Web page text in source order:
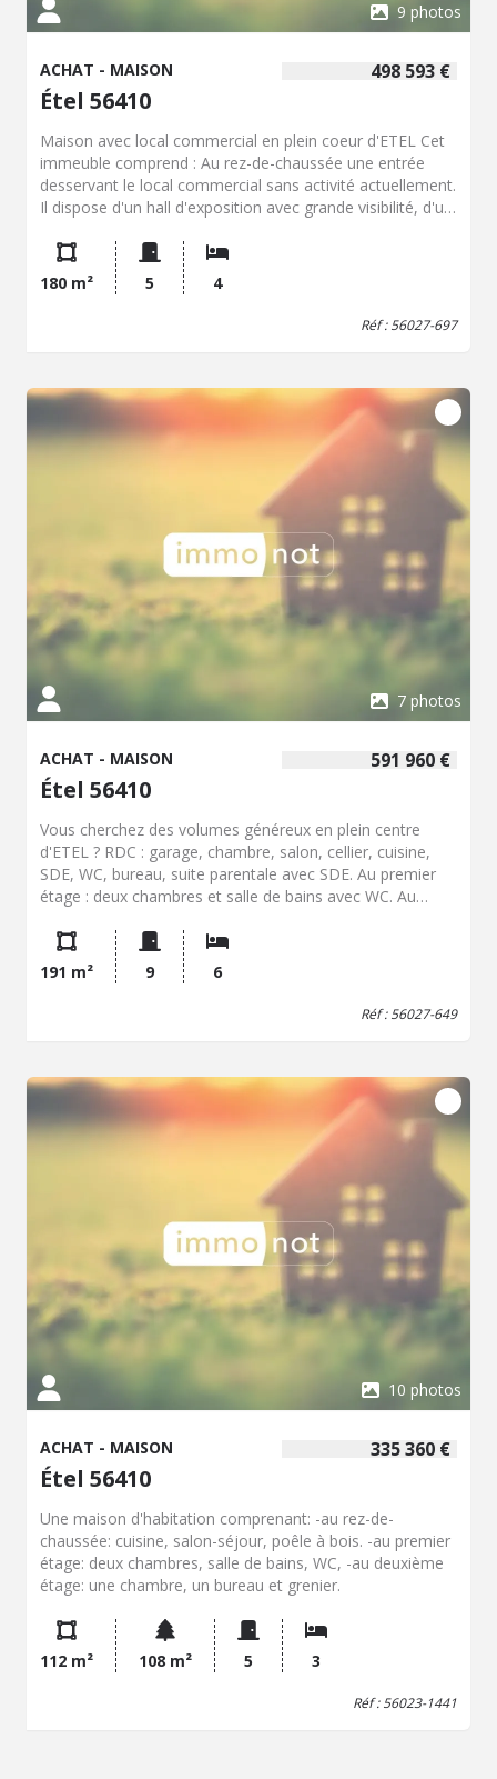
9 photos
498 593 €
ACHAT - MAISON
Étel 56410
Maison avec local commercial en plein coeur d'ETEL Cet
immeuble comprend : Au rez-de-chaussée une entrée
desservant le local commercial sans activité actuellement.
Il dispose d'un hall d'exposition avec grande visibilité, d'un
avec douche. A l'étage, vous trouverez un duplex
comprenant une grande pièce de vie avec cuisine et salle
à manger, une terrasse intimiste de 8 m², une chambre
avec salle d'eau et un WC séparé. Au dernier niveau se
récemment avec goût.
180 m² 5 4
Réf : 56027-697
7 photos
591 960 €
ACHAT - MAISON
Étel 56410
Vous cherchez des volumes généreux en plein centre
d'ETEL ? RDC : garage, chambre, salon, cellier, cuisine,
SDE, WC, bureau, suite parentale avec SDE. Au premier
étage : deux chambres et salle de bains avec WC. Au
avec WC.
191 m²
9 6
Réf : 56027-649
10 photos
335 360 €
ACHAT - MAISON
Étel 56410
Une maison d'habitation comprenant: -au rez-de-
chaussée: cuisine, salon-séjour, poêle à bois. -au premier
étage: deux chambres, salle de bains, WC, -au deuxième
étage: une chambre, un bureau et grenier.
112 m² 108 m² 5 3
Réf : 56023-1441